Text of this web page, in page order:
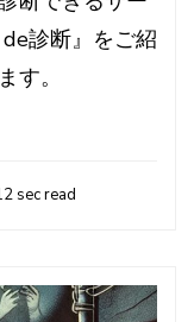
診断』をご紹
す。
sec read